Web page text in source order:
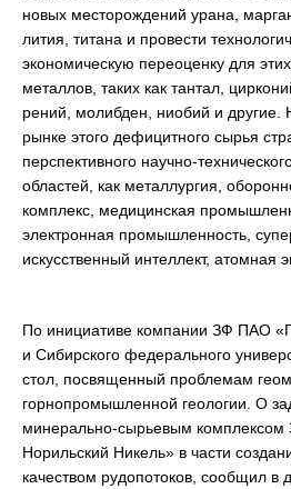
новых месторождений урана,
лития, титана и провести
экономическую переоценку для
металлов, таких как тантал,
рений, молибден, ниобий и другие.
рынке этого дефицитного сырья
перспективного научно-
областей, как металлургия,
комплекс, медицинская
электронная промышленность,
искусственный интеллект, атомная
По инициативе компании ЗФ ПАО
и Сибирского федерального
стол, посвященный проблемам
горнопромышленной геологии. О
минерально-сырьевым
Норильский Никель» в части
качеством рудопотоков, сообщил в